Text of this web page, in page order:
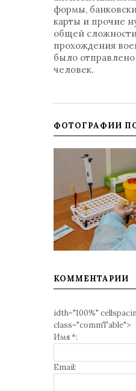
формы,
карты и прочие
общей
прохождения
было
человек.
ФОТОГРАФИИ
КОММЕНТАРИИ
idth="100%"
class="commTable">
Имя *:
Email: